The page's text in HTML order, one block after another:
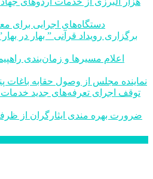
دستگاه‌های اجرایی برای
نماینده مجلس از وصول حقابه باغات
ضرورت بهره مندی ایثارگران از